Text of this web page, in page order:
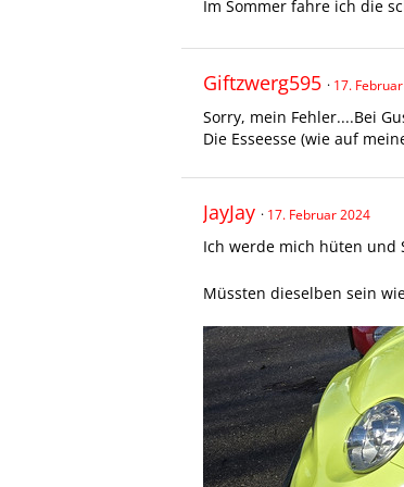
Im Sommer fahre ich die
Giftzwerg595 17.
Sorry, mein Fehler....Bei
Die Esseesse (wie auf
JayJay 17. Februar 2024
Ich werde mich hüten und
Müssten dieselben sein